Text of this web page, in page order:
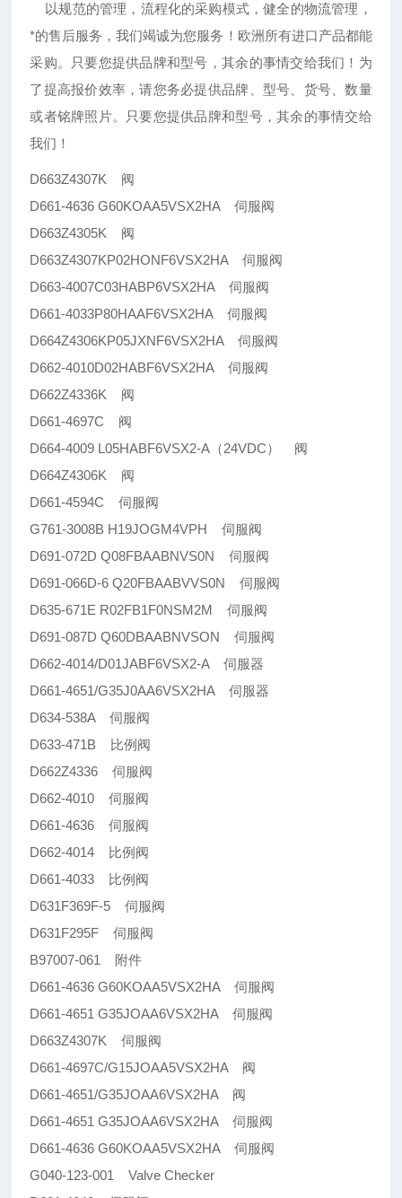
以规范的管理，流程化的采购模式，健全的物流管理，
*的售后服务，我们竭诚为您服务！欧洲所有进口产品都能
采购。只要您提供品牌和型号，其余的事情交给我们！为
了提高报价效率，请您务必提供品牌、型号、货号、数量
或者铭牌照片。只要您提供品牌和型号，其余的事情交给
我们！
D663Z4307K 阀
D661-4636 G60KOAA5VSX2HA 伺服阀
D663Z4305K 阀
D663Z4307KP02HONF6VSX2HA 伺服阀
D663-4007C03HABP6VSX2HA 伺服阀
D661-4033P80HAAF6VSX2HA 伺服阀
D664Z4306KP05JXNF6VSX2HA 伺服阀
D662-4010D02HABF6VSX2HA 伺服阀
D662Z4336K 阀
D661-4697C 阀
D664-4009 L05HABF6VSX2-A（24VDC） 阀
D664Z4306K 阀
D661-4594C 伺服阀
G761-3008B H19JOGM4VPH 伺服阀
D691-072D Q08FBAABNVS0N 伺服阀
D691-066D-6 Q20FBAABVVS0N 伺服阀
D635-671E R02FB1F0NSM2M 伺服阀
D691-087D Q60DBAABNVSON 伺服阀
D662-4014/D01JABF6VSX2-A 伺服器
D661-4651/G35J0AA6VSX2HA 伺服器
D634-538A 伺服阀
D633-471B 比例阀
D662Z4336 伺服阀
D662-4010 伺服阀
D661-4636 伺服阀
D662-4014 比例阀
D661-4033 比例阀
D631F369F-5 伺服阀
D631F295F 伺服阀
B97007-061 附件
D661-4636 G60KOAA5VSX2HA 伺服阀
D661-4651 G35JOAA6VSX2HA 伺服阀
D663Z4307K 伺服阀
D661-4697C/G15JOAA5VSX2HA 阀
D661-4651/G35JOAA6VSX2HA 阀
D661-4651 G35JOAA6VSX2HA 伺服阀
D661-4636 G60KOAA5VSX2HA 伺服阀
G040-123-001 Valve Checker